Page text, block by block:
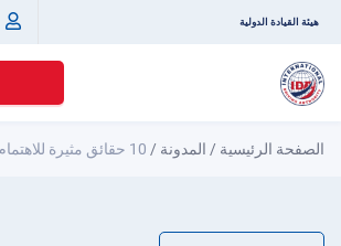
هيئة القيادة الدولية
الصفحة الرئيسية / المدونة / 10 حقائق مثيرة للاهتمام حول أوزبكستان